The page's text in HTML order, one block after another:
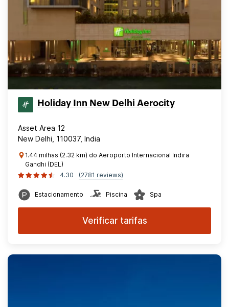
Holiday Inn New Delhi Aerocity
Asset Area 12
New Delhi, 110037, India
1.44 milhas (2.32 km) do Aeroporto Internacional Indira
Gandhi (DEL)
4.30
(2781 reviews)
Estacionamento Piscina Spa
Verificar tarifas